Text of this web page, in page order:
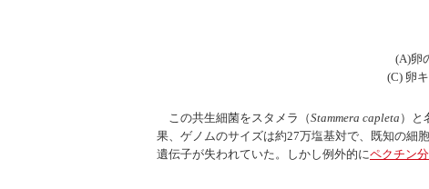
(A)卵
(C) 卵
この共生細菌をスタメラ（Stammera capleta ）と
果、ゲノムのサイズは約27万塩基対で、既知の細
遺伝子が失われていた。しかし例外的にペクチン